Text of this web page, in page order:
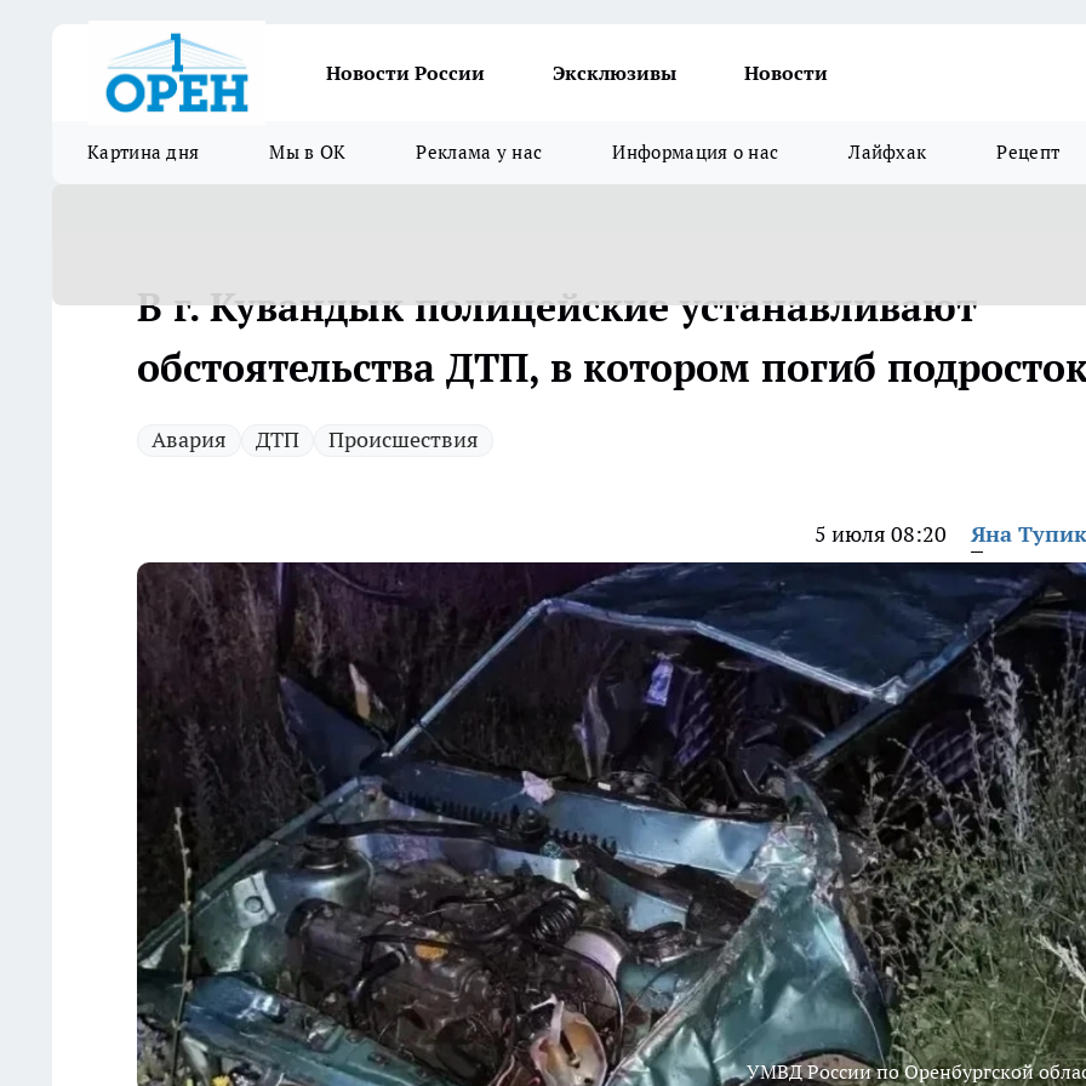
Новости России Эксклюзивы Новости
Картина дня Мы в ОК Реклама у нас Информация о нас Лайфхак Рецепт
В г. Кувандык полицейские устанавливают
обстоятельства ДТП, в котором погиб
Авария ДТП Происшествия
5 июля 08:20 Яна
УМВД России по Оренбургской